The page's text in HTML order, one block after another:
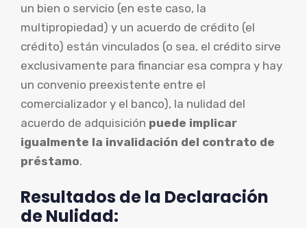
un bien o servicio (en este caso, la
multipropiedad) y un acuerdo de crédito (el
crédito) están vinculados (o sea, el crédito sirve
exclusivamente para financiar esa compra y hay
un convenio preexistente entre el
comercializador y el banco), la nulidad del
acuerdo de adquisición puede implicar
igualmente la invalidación del contrato de
préstamo.
Resultados de la Declaración
de Nulidad: